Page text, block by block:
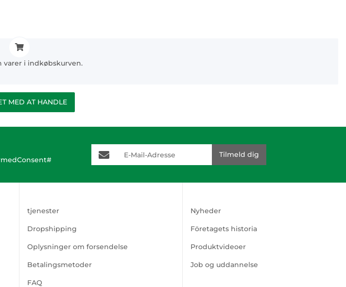
varer i indkøbskurven.
MED AT HANDLE
E-Mail-Adresse
Tilmeld dig
tjenester
Dropshipping
Oplysninger om forsendelse
Betalingsmetoder
FAQ
Nyheder
Företagets historia
Produktvideoer
Job og uddannelse